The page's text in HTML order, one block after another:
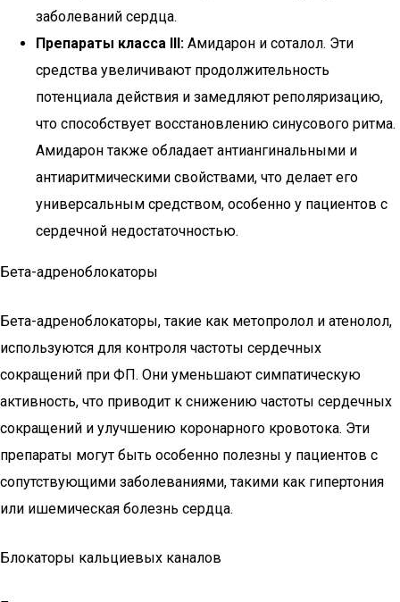
заболеваний сердца.
Препараты класса III: Амидарон и соталол. Эти
средства увеличивают продолжительность
потенциала действия и замедляют реполяризацию,
что способствует восстановлению синусового ритма.
Амидарон также обладает антиангинальными и
антиаритмическими свойствами, что делает его
универсальным средством, особенно у пациентов с
сердечной недостаточностью.
Бета-адреноблокаторы
Бета-адреноблокаторы, такие как метопролол и атенолол,
используются для контроля частоты сердечных
сокращений при ФП. Они уменьшают симпатическую
активность, что приводит к снижению частоты сердечных
сокращений и улучшению коронарного кровотока. Эти
препараты могут быть особенно полезны у пациентов с
сопутствующими заболеваниями, такими как гипертония
или ишемическая болезнь сердца.
Блокаторы кальциевых каналов